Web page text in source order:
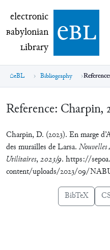
electronic Babylonian
electronic
Babylonian
Library ebl
eBL Bibliography
Reference: Charpin,
Charpin, D. (2023). En marge
des murailles de Larsa. Nouvelles
Utilitaires,2023/9. https://
content/uploads/2023/09/
BibTeX